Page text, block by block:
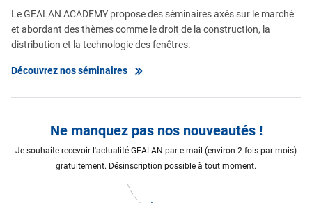
Le GEALAN ACADEMY propose des séminaires axés sur le marché
et abordant des thèmes comme le droit de la construction, la
distribution et la technologie des fenêtres.
Découvrez nos séminaires
Ne manquez pas nos nouveautés !
Je souhaite recevoir l'actualité GEALAN par e-mail (environ 2 fois par mois)
gratuitement. Désinscription possible à tout moment.